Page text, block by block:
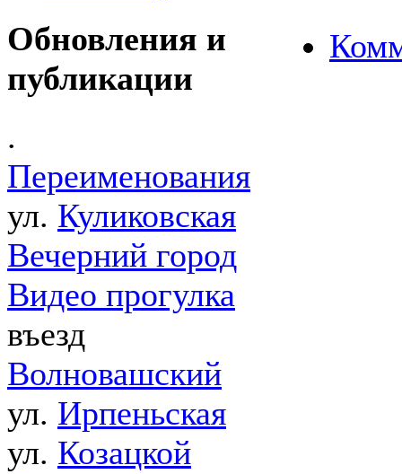
Обновления и
публикации
.
Переименования
ул. Куликовская
Вечерний город
Видео прогулка
въезд
Волновашский
ул. Ирпеньская
ул. Козацкой